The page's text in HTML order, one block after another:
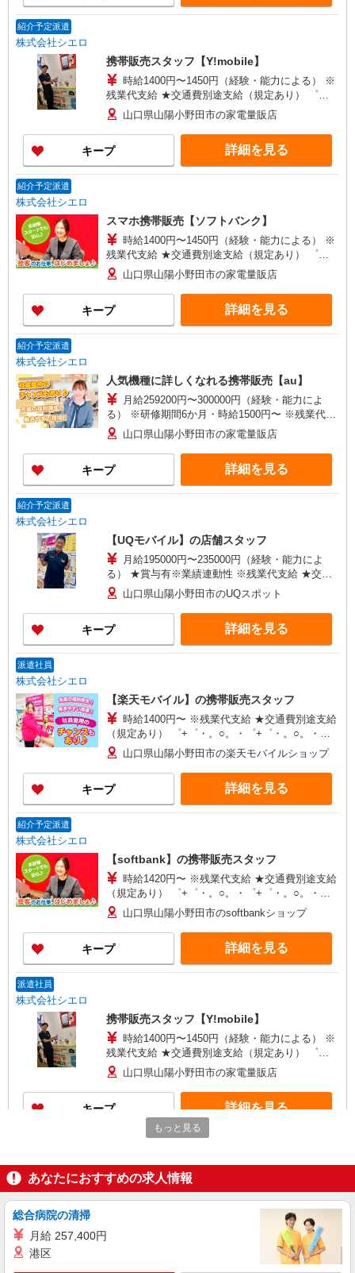
+゜・。○。・゜+゜
紹介予定派遣
株式会社シエロ
携帯販売スタッフ【Y!mobile】
時給1400円〜1450円（経験・能力による） ※
残業代支給 ★交通費別途支給（規定あり） ゜
+゜・。○。・゜+゜・。○。・゜+゜ 入社祝い金10
万円支給(規定有) お友達を紹介頂くと, インセンテ
ィブ支給(規定有) ★月2回払い・週払い可能（規程
有）★ ゜・。○。・゜+゜・。○。・゜+゜
山口県山陽小野田市の家電量販店
キープ 詳細を見る
紹介予定派遣
株式会社シエロ
スマホ携帯販売【ソフトバンク】
時給1400円〜1450円（経験・能力による） ※
残業代支給 ★交通費別途支給（規定あり） ゜
+゜・。○。・゜+゜・。○。・゜+゜ 入社祝い金10
万円支給(規定有) お友達を紹介頂くと, インセンテ
ィブ支給(規定有) ★月2回払い・週払い可能（規程
有）★ ゜・。○。・゜+゜・。○。・゜+゜
山口県山陽小野田市の家電量販店
キープ 詳細を見る
紹介予定派遣
株式会社シエロ
人気機種に詳しくなれる携帯販売【au】
月給259200円〜300000円（経験・能力によ
る） ※研修期間6か月・時給1500円〜 ※残業代支
給 ★交通費別途支給（規定あり） ゜+゜・。
○。・゜+゜・。○。・゜+゜ 入社祝い金10万円支
給(規定有) お友達を紹介頂くと, インセンティブ支
給(規定有) ゜・。○。・゜+゜・。○。・゜+゜
山口県山陽小野田市の家電量販店
キープ 詳細を見る
紹介予定派遣
株式会社シエロ
【UQモバイル】の店舗スタッフ
月給195000円〜235000円（経験・能力によ
る） ★賞与有※業績連動性 ※残業代支給 ★交通
費全額支給 ゜+゜・。○。・゜+゜・。○。・゜+゜
入社祝い金10万円支給(規定有) お友達を紹介頂く
と, インセンティブ支給(規定有) ゜・。○。・゜
+゜・。○。・゜+゜
山口県山陽小野田市のUQスポット
キープ 詳細を見る
派遣社員
株式会社シエロ
【楽天モバイル】の携帯販売スタッフ
時給1400円〜 ※残業代支給 ★交通費別途支給
（規定あり） ゜+゜・。○。・゜+゜・。○。・゜
+゜ 入社祝い金10万円支給(規定有) お友達を紹介
頂くと, インセンティブ支給(規定有) ★月2回払
い・週払い可能（規程有）★ ゜・。○。・゜
+゜・。○。・゜+゜
山口県山陽小野田市の楽天モバイルショップ
キープ 詳細を見る
紹介予定派遣
株式会社シエロ
【softbank】の携帯販売スタッフ
時給1420円〜 ※残業代支給 ★交通費別途支給
（規定あり） ゜+゜・。○。・゜+゜・。○。・゜
+゜ 入社祝い金10万円支給(規定有) お友達を紹介
頂くと, インセンティブ支給(規定有) ★月2回払
い・週払い可能（規程有）★ ゜・。○。・゜
+゜・。○。・゜+゜
山口県山陽小野田市のsoftbankショップ
キープ 詳細を見る
派遣社員
株式会社シエロ
携帯販売スタッフ【Y!mobile】
時給1400円〜1450円（経験・能力による） ※
残業代支給 ★交通費別途支給（規定あり） ゜
+゜・。○。・゜+゜・。○。・゜+゜ 入社祝い金10
万円支給(規定有) お友達を紹介頂くと, インセンテ
ィブ支給(規定有) ★月2回払い・週払い可能（規程
有）★ ゜・。○。・゜+゜・。○。・゜+゜
山口県山陽小野田市の家電量販店
キープ 詳細を見る
スマホ携帯販売【ソフトバンク】
時給1400円〜1450円（経験・能力による） ※
残業代支給 ★交通費別途支給（規定あり） ゜
+゜・。○。・゜+゜・。○。・゜+゜ 入社祝い金10
万円支給(規定有) お友達を紹介頂くと, インセンテ
有）★ ゜・。○。・゜+゜・。○。・゜+゜
詳細を見る
もっと見る
あなたにおすすめの求人情報
総合病院の清掃
月給 257,400円
港区